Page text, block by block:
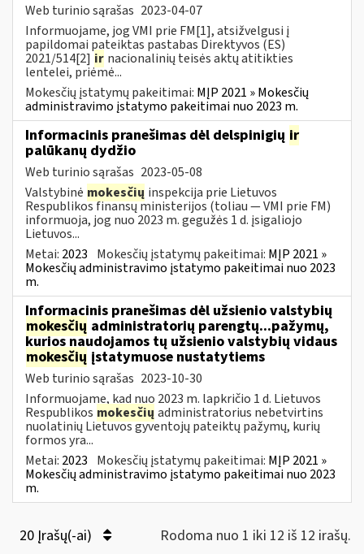
Web turinio sąrašas 2023-04-07
Informuojame, jog VMI prie FM[1], atsižvelgusi į
papildomai pateiktas pastabas Direktyvos (ES)
2021/514[2] ir nacionalinių teisės aktų atitikties
lentelei, priėmė...
Mokesčių įstatymų pakeitimai: MĮP 2021 » Mokesčių
administravimo įstatymo pakeitimai nuo 2023 m.
Informacinis pranešimas dėl delspinigių ir
palūkanų dydžio
Web turinio sąrašas 2023-05-08
Valstybinė mokesčių inspekcija prie Lietuvos
Respublikos finansų ministerijos (toliau — VMI prie FM)
informuoja, jog nuo 2023 m. gegužės 1 d. įsigaliojo
Lietuvos...
Metai: 2023 Mokesčių įstatymų pakeitimai: MĮP 2021 »
Mokesčių administravimo įstatymo pakeitimai nuo 2023
m.
Informacinis pranešimas dėl užsienio valstybių
mokesčių administratorių parengtų...pažymų,
kurios naudojamos tų užsienio valstybių vidaus
mokesčių įstatymuose nustatytiems
Web turinio sąrašas 2023-10-30
Informuojame, kad nuo 2023 m. lapkričio 1 d. Lietuvos
Respublikos mokesčių administratorius nebetvirtins
nuolatinių Lietuvos gyventojų pateiktų pažymų, kurių
formos yra...
Metai: 2023 Mokesčių įstatymų pakeitimai: MĮP 2021 »
Mokesčių administravimo įstatymo pakeitimai nuo 2023
m.
20 Įrašų(-ai) Rodoma nuo 1 iki 12 iš 12 irašų.